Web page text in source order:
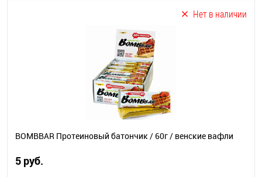
Нет в наличии
BOMBBAR Протеиновый батончик / 60г / венские вафли
5 руб.